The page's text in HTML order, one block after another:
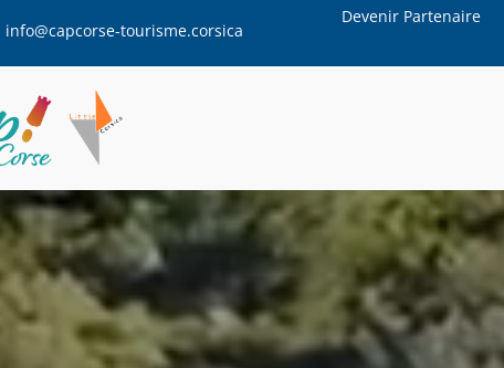
info@capcorse-tourisme.corsica
Devenir Partenaire